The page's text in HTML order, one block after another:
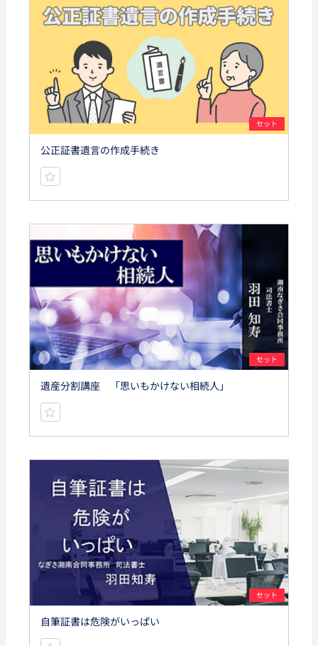
セット
公正証書遺言の作成手続き
セット
遺産分割講座 「思いもかけない相続人」
セット
自筆証書は危険がいっぱい